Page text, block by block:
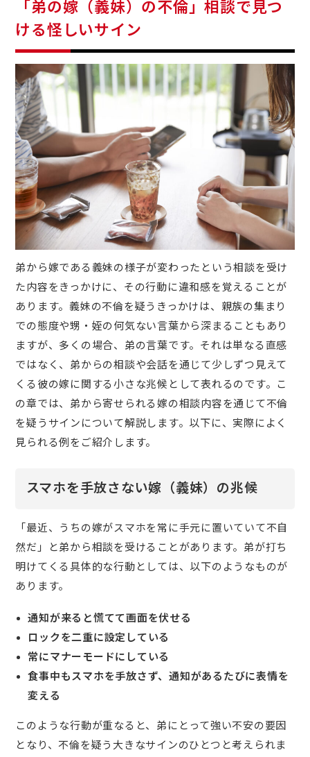
「弟の嫁（義妹）の不倫」相談で見つ
ける怪しいサイン
弟から嫁である義妹の様子が変わったという相談を受け
た内容をきっかけに、その行動に違和感を覚えることが
あります。義妹の不倫を疑うきっかけは、親族の集まり
での態度や甥・姪の何気ない言葉から深まることもあり
ますが、多くの場合、弟の言葉です。それは単なる直感
ではなく、弟からの相談や会話を通じて少しずつ見えて
くる彼の嫁に関する小さな兆候として表れるのです。こ
の章では、弟から寄せられる嫁の相談内容を通じて不倫
を疑うサインについて解説します。以下に、実際によく
見られる例をご紹介します。
スマホを手放さない嫁（義妹）の兆候
「最近、うちの嫁がスマホを常に手元に置いていて不自
然だ」と弟から相談を受けることがあります。弟が打ち
明けてくる具体的な行動としては、以下のようなものが
あります。
通知が来ると慌てて画面を伏せる
ロックを二重に設定している
常にマナーモードにしている
食事中もスマホを手放さず、通知があるたびに表情を
変える
このような行動が重なると、弟にとって強い不安の要因
となり、不倫を疑う大きなサインのひとつと考えられま